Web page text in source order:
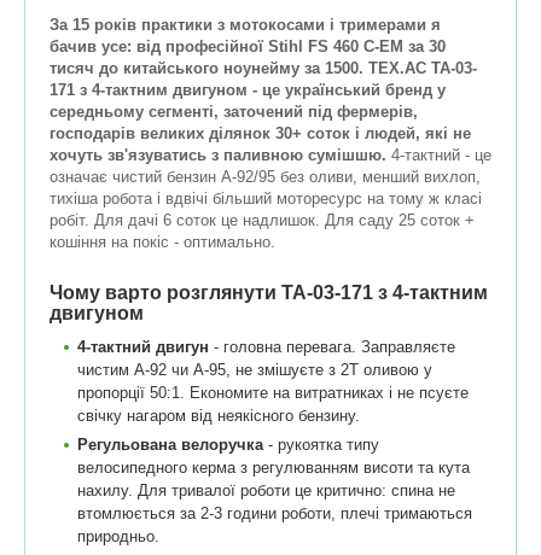
За 15 років практики з мотокосами і тримерами я
бачив усе: від професійної Stihl FS 460 C-EM за 30
тисяч до китайського ноунейму за 1500. ТЕХ.АС ТА-03-
171 з 4-тактним двигуном - це український бренд у
середньому сегменті, заточений під фермерів,
господарів великих ділянок 30+ соток і людей, які не
хочуть зв'язуватись з паливною сумішшю. 4-тактний - це
означає чистий бензин А-92/95 без оливи, менший вихлоп,
тихіша робота і вдвічі більший моторесурс на тому ж класі
робіт. Для дачі 6 соток це надлишок. Для саду 25 соток +
кошіння на покіс - оптимально.
Чому варто розглянути ТА-03-171 з 4-тактним
двигуном
4-тактний двигун - головна перевага. Заправляєте
чистим А-92 чи А-95, не змішуєте з 2T оливою у
пропорції 50:1. Економите на витратниках і не псуєте
свічку нагаром від неякісного бензину.
Регульована велоручка- рукоятка типу
велосипедного керма з регулюванням висоти та кута
нахилу. Для тривалої роботи це критично: спина не
втомлюється за 2-3 години роботи, плечі тримаються
природньо.